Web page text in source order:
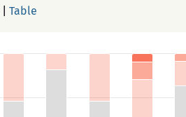
Table